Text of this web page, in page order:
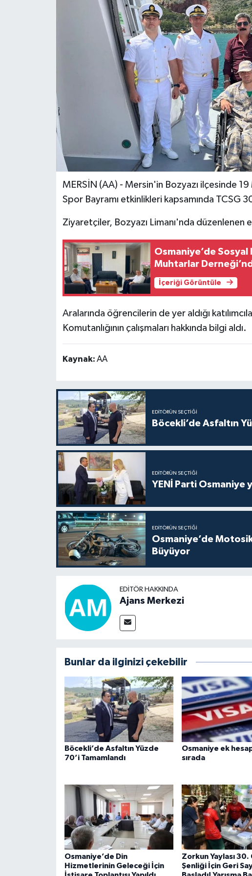
MERSİN (AA) - Mersin'in Bozyazı ilçesinde
Spor Bayramı etkinlikleri kapsamında TCSG
Ziyaretçiler, Bozyazı Limanı'nda düzenlenen
Osmaniye’de Sosyal
Muhtarlar
İçeriği Görüntüle
Aralarında öğrencilerin de yer aldığı
Komutanlığının çalışmaları hakkında bilgi aldı.
Kaynak: AA
EDITÖRÜN SEÇTIĞI
Böcekli’de Asfaltın
EDITÖRÜN SEÇTIĞI
YENİ Parti
EDITÖRÜN SEÇTIĞI
Osmaniye’de
Büyüyor
EDITÖR HAKKINDA
Ajans Merkezi
Bunlar da ilginizi çekebilir
Böcekli’de Asfaltın Yüzde
70’i Tamamlandı
Osmaniye ek
sırada
Osmaniye’de Din
Hizmetlerinin Geleceği İçin
Zorkun Yaylası 30.
Şenliği İçin Geri